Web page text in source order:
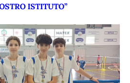
ISTITUTO”